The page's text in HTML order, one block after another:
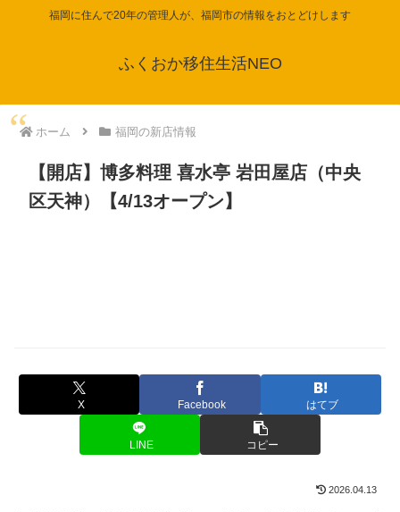
福岡に住んで20年の管理人が、福岡市の情報をおとどけします
ふくおか移住生活NEO
ホーム 福岡の新店情報
【開店】博多料理 喜水亭 岩田屋店（中央
区天神）【4/13オープン】
X Facebook はてブ
LINE コピー
2026.04.13